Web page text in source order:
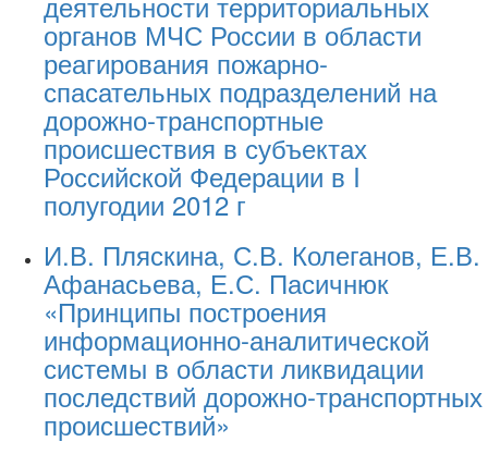
органов МЧС России в области
реагирования пожарно-
спасательных подразделений на
дорожно-транспортные
происшествия в субъектах
Российской Федерации в I
полугодии 2012 г
И.В. Пляскина, С.В. Колеганов, Е.В.
Афанасьева, Е.С. Пасичнюк
«Принципы построения
информационно-аналитической
системы в области ликвидации
последствий дорожно-транспортных
происшествий»